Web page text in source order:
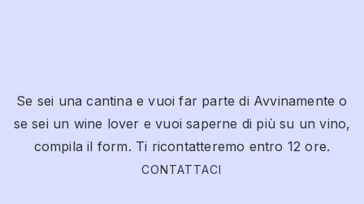
Se sei una cantina e vuoi far parte di Avvinamente o
se sei un wine lover e vuoi saperne di più su un vino,
compila il form. Ti ricontatteremo entro 12 ore.
CONTATTACI